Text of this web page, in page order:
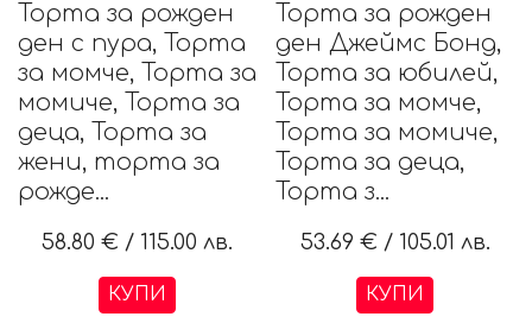
Торта за рожден
ден с пура, Торта
за момче, Торта за
момиче, Торта за
деца, Торта за
жени, торта за
рожде...
58.80 € / 115.00 лв.
КУПИ
Торта за рожден
ден Джеймс Бонд,
Торта за юбилей,
Торта за момче,
Торта за момиче,
Торта за деца,
Торта з...
53.69 € / 105.01 лв.
КУПИ